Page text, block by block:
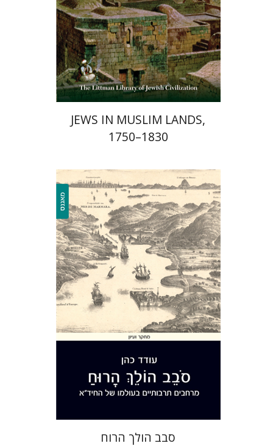
הנחת אתר ספר מודפס
$65
$58
JEWS IN MUSLIM LANDS,
1750–1830
עודד כהן
הנחת אתר ספר מודפס
$44
$40
סבב הולך הרוח